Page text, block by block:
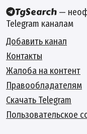
—
Telegram каналам
Добавить канал
Контакты
Жалоба на контент
Правообладателям
Скачать Telegram
Пользовательское